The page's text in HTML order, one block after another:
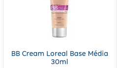
BB Cream Loreal Base Média
30ml